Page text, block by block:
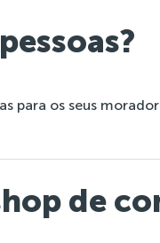
para os seus
de